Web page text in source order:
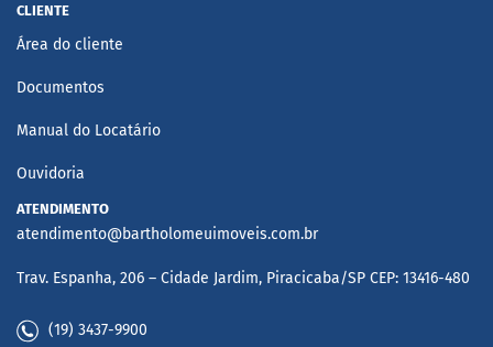
CLIENTE
Área do cliente
Documentos
Manual do Locatário
Ouvidoria
ATENDIMENTO
atendimento@bartholomeuimoveis.com.br
Trav. Espanha, 206 – Cidade Jardim, Piracicaba/SP CEP: 13416-480
(19) 3437-9900